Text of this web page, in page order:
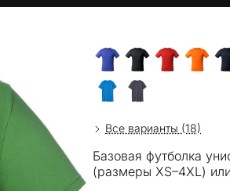
Все варианты (18)
Базовая футболка
(размеры XS–4XL)